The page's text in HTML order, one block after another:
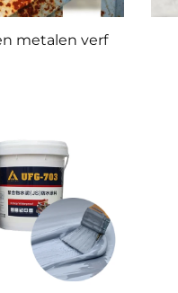
metalen verf